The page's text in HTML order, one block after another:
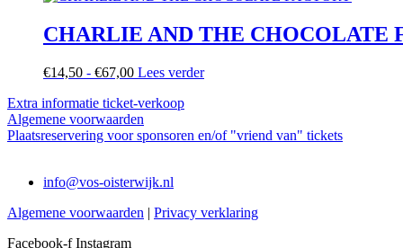
CHARLIE AND THE CHOCOLATE
€14,50 - €67,00Prijsklasse:
tot
€67,00
Lees verder
Extra informatie ticket-verkoop
Algemene voorwaarden
Plaatsreservering voor sponsoren en/of "vriend van" tickets
info@vos-oisterwijk.nl
Algemene voorwaarden | Privacy verklaring
Facebook-f Instagram